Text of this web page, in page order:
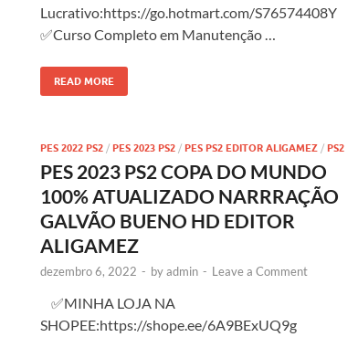
Lucrativo:https://go.hotmart.com/S76574408Y
✅Curso Completo em Manutenção …
READ MORE
PES 2022 PS2 / PES 2023 PS2 / PES PS2 EDITOR ALIGAMEZ / PS2
PES 2023 PS2 COPA DO MUNDO
100% ATUALIZADO NARRRAÇÃO
GALVÃO BUENO HD EDITOR
ALIGAMEZ
dezembro 6, 2022 - byadmin - Leave a Comment
✅MINHA LOJA NA
SHOPEE:https://shope.ee/6A9BExUQ9g